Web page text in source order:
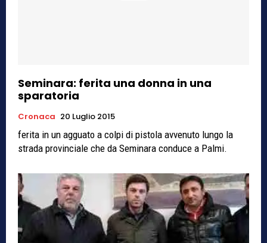
Seminara: ferita una donna in una
sparatoria
Cronaca 20 Luglio 2015
ferita in un agguato a colpi di pistola avvenuto lungo la
strada provinciale che da Seminara conduce a Palmi.